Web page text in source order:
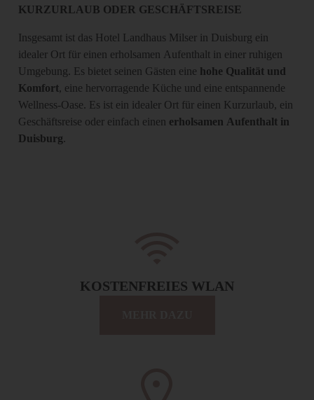
KURZURLAUB ODER GESCHÄFTSREISE
Insgesamt ist das Hotel Landhaus Milser in Duisburg ein
idealer Ort für einen erholsamen Aufenthalt in einer ruhigen
Umgebung. Es bietet seinen Gästen eine hohe Qualität und
Komfort, eine hervorragende Küche und eine entspannende
Wellness-Oase. Es ist ein idealer Ort für einen Kurzurlaub, ein
Geschäftsreise oder einfach einen erholsamen Aufenthalt in
Duisburg.
KOSTENFREIES WLAN